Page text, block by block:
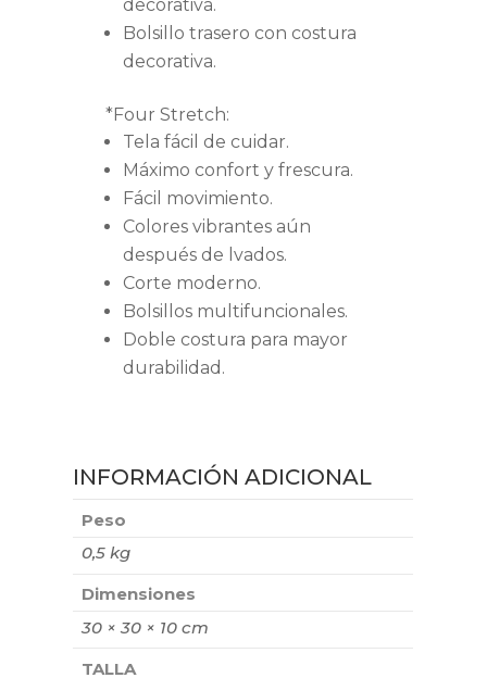
decorativa.
Bolsillo trasero con costura
decorativa.
*Four Stretch:
Tela fácil de cuidar.
Máximo confort y frescura.
Fácil movimiento.
Colores vibrantes aún
después de lvados.
Corte moderno.
Bolsillos multifuncionales.
Doble costura para mayor
durabilidad.
INFORMACIÓN ADICIONAL
Peso
0,5 kg
Dimensiones
30 × 30 × 10 cm
TALLA